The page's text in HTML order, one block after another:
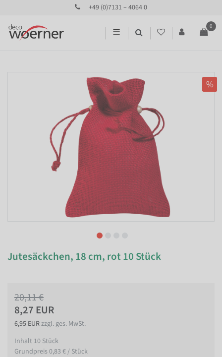
+49 (0)7131 – 4064 0
☰
0
%
Jutesäckchen, 18 cm, rot 10 Stück
20,11 €
8,27 EUR
6,95 EURzzgl. ges. MwSt.
Inhalt 10 Stück
Grundpreis0,83 € / Stück